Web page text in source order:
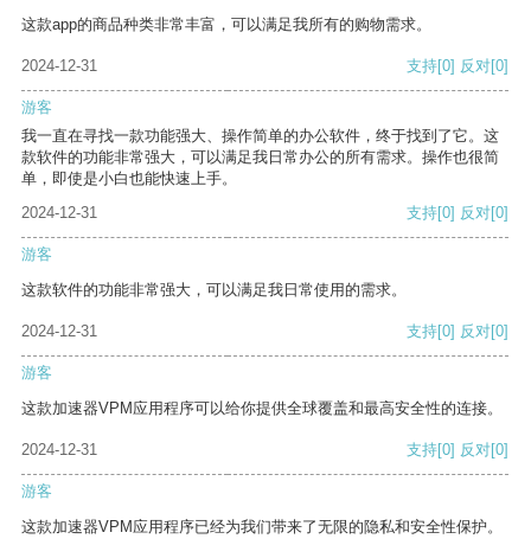
这款app的商品种类非常丰富，可以满足我所有的购物需求。
2024-12-31 支持[0] 反对[0]
游客
我一直在寻找一款功能强大、操作简单的办公软件，终于找到了它。这
款软件的功能非常强大，可以满足我日常办公的所有需求。操作也很简
单，即使是小白也能快速上手。
2024-12-31
支持[0] 反对[0]
游客
这款软件的功能非常强大，可以满足我日常使用的需求。
2024-12-31 支持[0] 反对[0]
游客
这款加速器VPM应用程序可以给你提供全球覆盖和最高安全性的连接。
2024-12-31 支持[0] 反对[0]
游客
这款加速器VPM应用程序已经为我们带来了无限的隐私和安全性保护。